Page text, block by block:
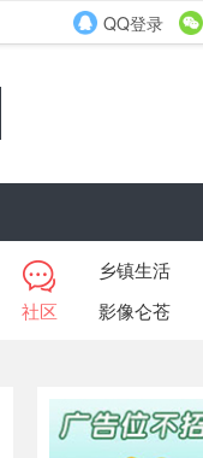
QQ登录
社区
乡镇生活
影像仑苍